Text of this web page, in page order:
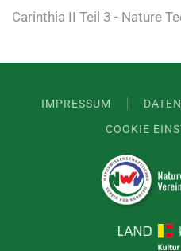
Carinthia II Teil 3 - Nature
IMPRESSUM
COOKIE